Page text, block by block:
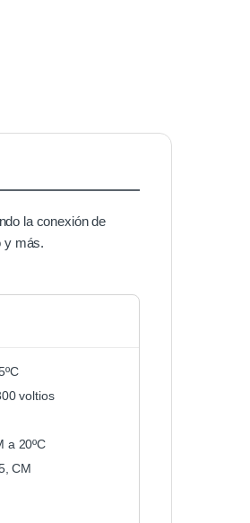
la conexión de
y más.
voltios
a 20ºC
CM